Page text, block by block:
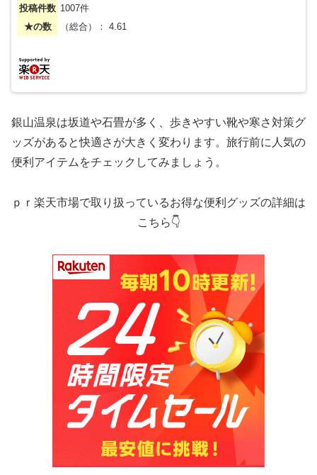
投稿件数 1007件
★の数
（総合）： 4.61
銀山温泉は坂道や石畳が多く、歩きやすい靴や寒さ対策グ
ッズがあると快適さが大きく変わります。旅行前に人気の
便利アイテムをチェックしてみましょう。
ｐｒ楽天市場で取り扱っているお得な便利グッズの詳細は
こちら👇